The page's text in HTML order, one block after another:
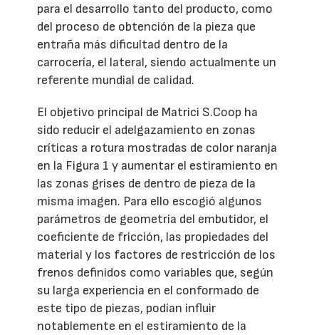
para el desarrollo tanto del producto, como
del proceso de obtención de la pieza que
entraña más dificultad dentro de la
carrocería, el lateral, siendo actualmente un
referente mundial de calidad.
El objetivo principal de Matrici S.Coop ha
sido reducir el adelgazamiento en zonas
críticas a rotura mostradas de color naranja
en la Figura 1 y aumentar el estiramiento en
las zonas grises de dentro de pieza de la
misma imagen. Para ello escogió algunos
parámetros de geometría del embutidor, el
coeficiente de fricción, las propiedades del
material y los factores de restricción de los
frenos definidos como variables que, según
su larga experiencia en el conformado de
este tipo de piezas, podían influir
notablemente en el estiramiento de la